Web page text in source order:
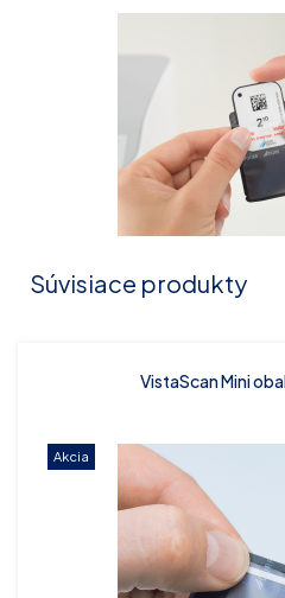
Súvisiace produkty
VistaScan Mini
Akcia